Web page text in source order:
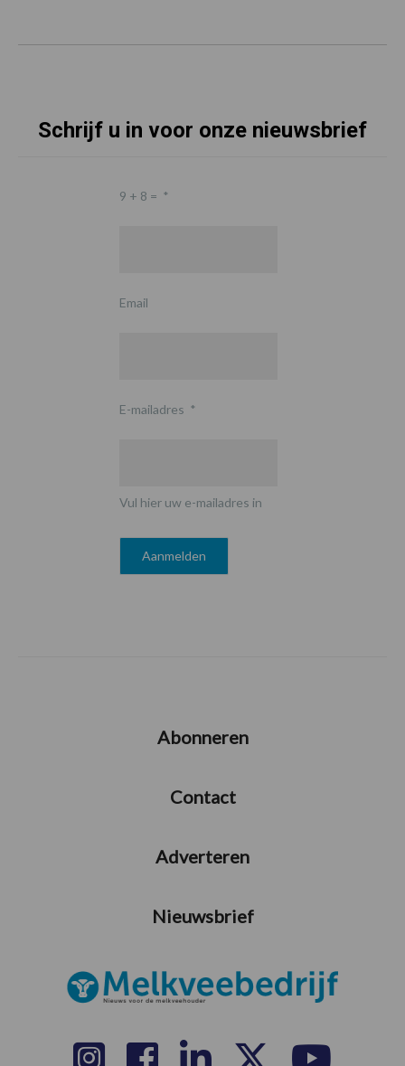
Schrijf u in voor onze nieuwsbrief
9 + 8 = *
Email
E-mailadres *
Vul hier uw e-mailadres in
Abonneren
Contact
Adverteren
Nieuwsbrief